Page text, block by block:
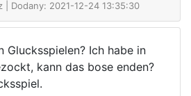
| Dodany: 2021-12-24 13:35:30
Glucksspielen? Ich habe in
kann das bose enden?